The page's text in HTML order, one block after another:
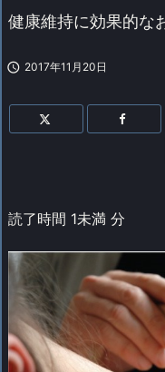
健康維持に効果的な
 2017年11月20日
読了時間 1未満 分